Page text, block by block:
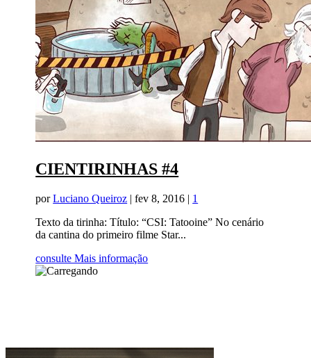
CIENTIRINHAS #4
porLuciano Queiroz |fev 8, 2016 | 1
Texto da tirinha: Título: “CSI: Tatooine” No cenário
da cantina do primeiro filme Star...
consulte Mais informação